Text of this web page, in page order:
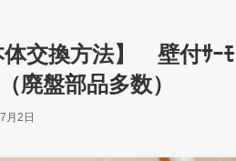
交換方法】 壁付ｻｰ
盤部品多数）
月2日